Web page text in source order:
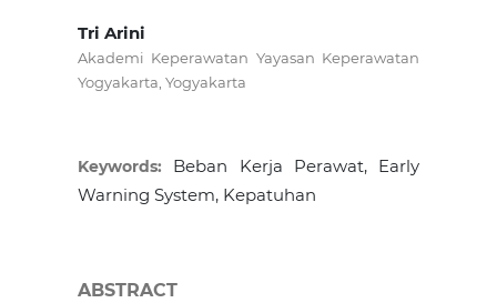
Tri Arini
Akademi Keperawatan Yayasan Keperawatan
Yogyakarta, Yogyakarta
Keywords: Beban Kerja Perawat, Early
Warning System, Kepatuhan
ABSTRACT